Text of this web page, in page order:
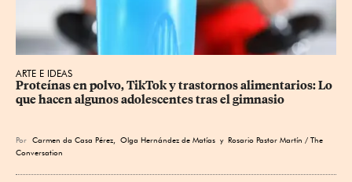
ARTE E IDEAS
Proteínas en polvo, TikTok y trastornos alimentarios: Lo
que hacen algunos adolescentes tras el gimnasio
Por Carmen da Casa Pérez Olga Hernández de Matías y Rosario Pastor Martín / The
Conversation